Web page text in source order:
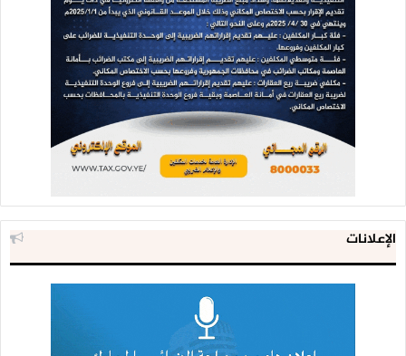
الإعلانات